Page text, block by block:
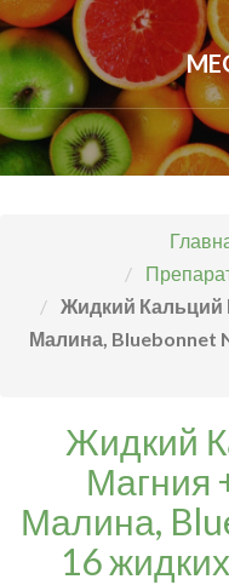
Жидкий Кальций
Малина, Bluebonnet
Жидкий
Магния
Малина,
16